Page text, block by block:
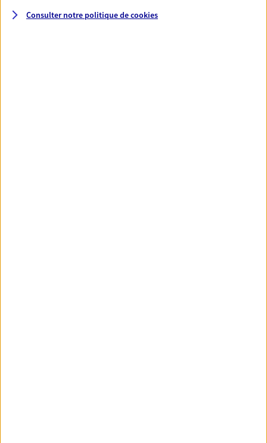
Consulter notre politique decookies